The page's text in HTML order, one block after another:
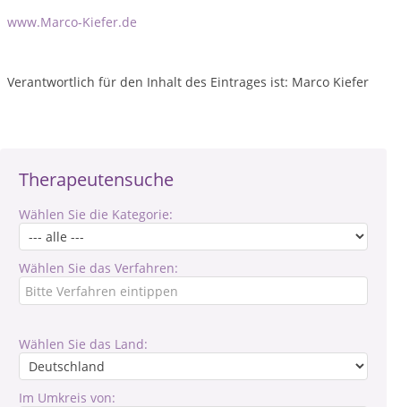
Therapeutensuche
Wählen Sie die Kategorie:
Wählen Sie das Verfahren:
Wählen Sie das Land:
Im Umkreis von:
www.Marco-Kiefer.de
Verantwortlich für den Inhalt des Eintrages ist: Marco Kiefer